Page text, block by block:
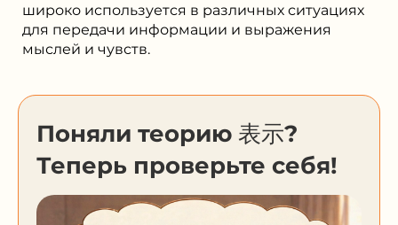
широко используется в различных ситуациях
для передачи информации и выражения
мыслей и чувств.
Поняли теорию 表示?
Теперь проверьте себя!